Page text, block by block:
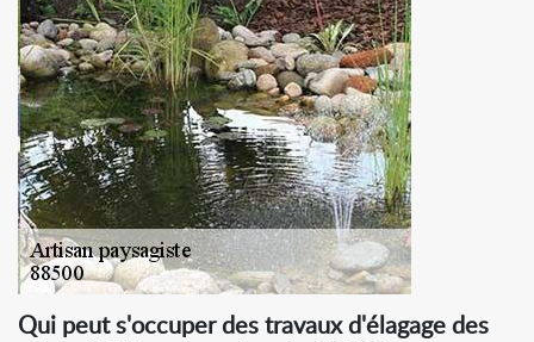
Qui peut s'occuper des travaux d'élagage des